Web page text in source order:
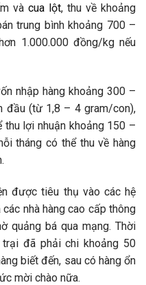
và cua lột, thu về khoảng
trung bình khoảng 700 –
1.000.000 đồng/kg nếu
nhập hàng khoảng 300 –
đầu (từ 1,8 – 4 gram/con),
thu lợi nhuận khoảng 150 –
tháng có thể thu về hàng
được tiêu thụ vào các hệ
nhà hàng cao cấp thông
quảng bá qua mạng. Thời
đã phải chi khoảng 50
biết đến, sau có hàng ổn
mời chào nữa.